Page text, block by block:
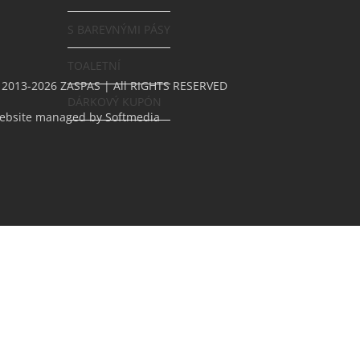
S BAREVNÝMI PÁSY
TOALETNÍ
DÁRKOVÝ KUPÓN
2026 ZASPAS | All RIGHTS RESERVED
managed bySoftmedia